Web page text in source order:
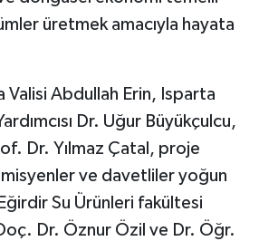
üretmek amacıyla hayata
Valisi Abdullah Erin, Isparta
Dr. Uğur Büyükçulcu,
Dr. Yılmaz Çatal, proje
ve davetliler yoğun
Su Ürünleri fakültesi
Dr. Öznur Özil ve Dr. Öğr.